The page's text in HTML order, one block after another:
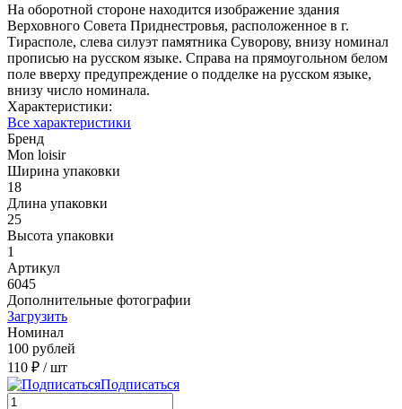
На оборотной стороне находится изображение здания
Верховного Совета Приднестровья, расположенное в г.
Тирасполе, слева силуэт памятника Суворову, внизу номинал
прописью на русском языке. Справа на прямоугольном белом
поле вверху предупреждение о подделке на русском языке,
внизу число номинала.
Характеристики:
Все характеристики
Бренд
Mon loisir
Ширина упаковки
18
Длина упаковки
25
Высота упаковки
1
Артикул
6045
Дополнительные фотографии
Загрузить
Номинал
100 рублей
110 ₽ / шт
Подписаться